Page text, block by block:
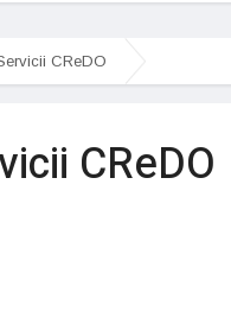
CReDO
CReDO